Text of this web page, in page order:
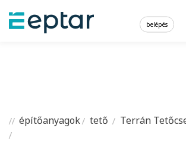
belépés
építőanyagok tető Terrán